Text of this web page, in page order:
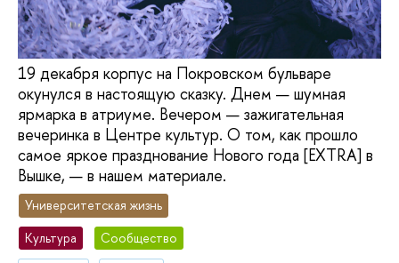
19 декабря корпус на Покровском бульваре
окунулся в настоящую сказку. Днем — шумная
ярмарка в атриуме. Вечером — зажигательная
вечеринка в Центре культур. О том, как прошло
самое яркое празднование Нового года [EXTRA] в
Вышке, — в нашем материале.
Университетская жизнь
Культура
Сообщество